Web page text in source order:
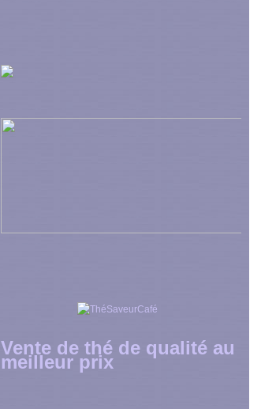
Vente de thé de qualité au
meilleur prix